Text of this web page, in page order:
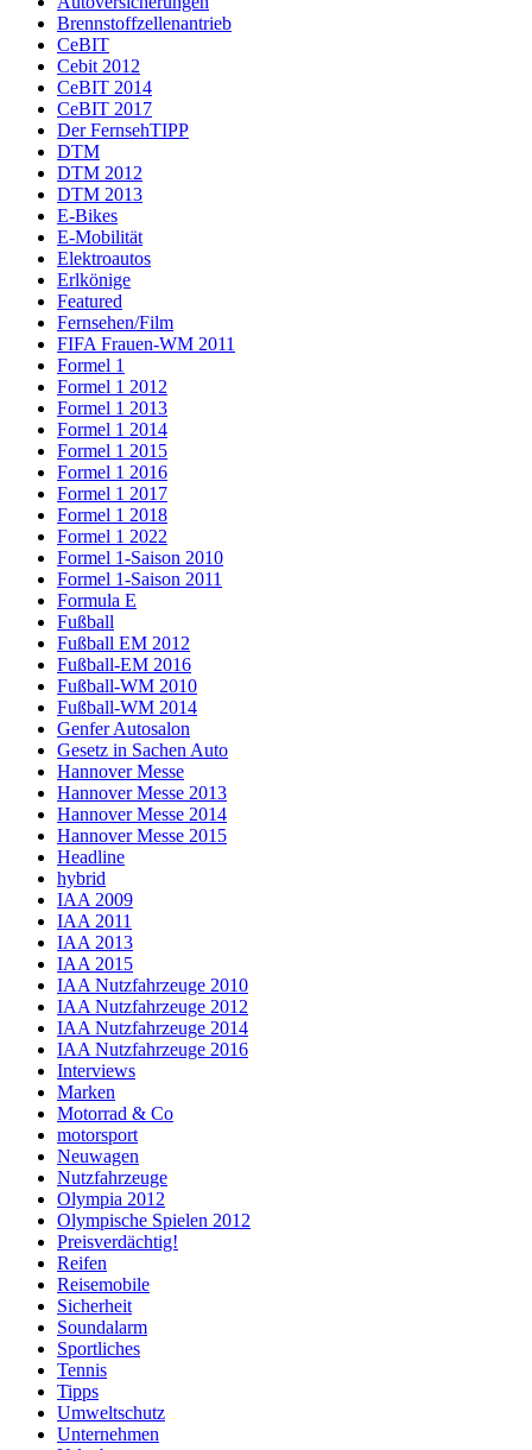
Brennstoffzellenantrieb
CeBIT
Cebit 2012
CeBIT 2014
CeBIT 2017
Der FernsehTIPP
DTM
DTM 2012
DTM 2013
E-Bikes
E-Mobilität
Elektroautos
Erlkönige
Featured
Fernsehen/Film
FIFA Frauen-WM 2011
Formel 1
Formel 1 2012
Formel 1 2013
Formel 1 2014
Formel 1 2015
Formel 1 2016
Formel 1 2017
Formel 1 2018
Formel 1 2022
Formel 1-Saison 2010
Formel 1-Saison 2011
Formula E
Fußball
Fußball EM 2012
Fußball-EM 2016
Fußball-WM 2010
Fußball-WM 2014
Genfer Autosalon
Gesetz in Sachen Auto
Hannover Messe
Hannover Messe 2013
Hannover Messe 2014
Hannover Messe 2015
Headline
hybrid
IAA 2009
IAA 2011
IAA 2013
IAA 2015
IAA Nutzfahrzeuge 2010
IAA Nutzfahrzeuge 2012
IAA Nutzfahrzeuge 2014
IAA Nutzfahrzeuge 2016
Interviews
Marken
Motorrad & Co
motorsport
Neuwagen
Nutzfahrzeuge
Olympia 2012
Olympische Spielen 2012
Preisverdächtig!
Reifen
Reisemobile
Sicherheit
Soundalarm
Sportliches
Tennis
Tipps
Umweltschutz
Unternehmen